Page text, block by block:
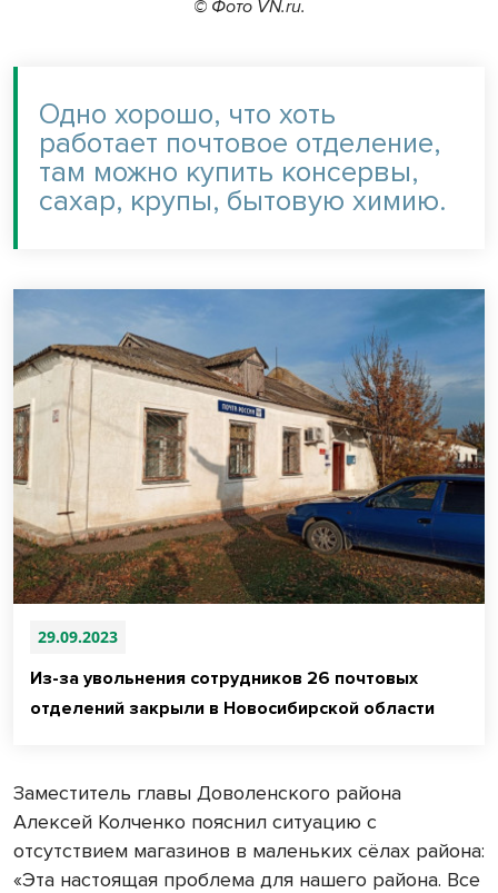
© Фото VN.ru.
Одно хорошо, что хоть
работает почтовое отделение,
там можно купить консервы,
сахар, крупы, бытовую химию.
29.09.2023
Из-за увольнения сотрудников 26 почтовых
отделений закрыли в Новосибирской области
Заместитель главы Доволенского района
Алексей Колченко пояснил ситуацию с
отсутствием магазинов в маленьких сёлах района:
«Эта настоящая проблема для нашего района. Все